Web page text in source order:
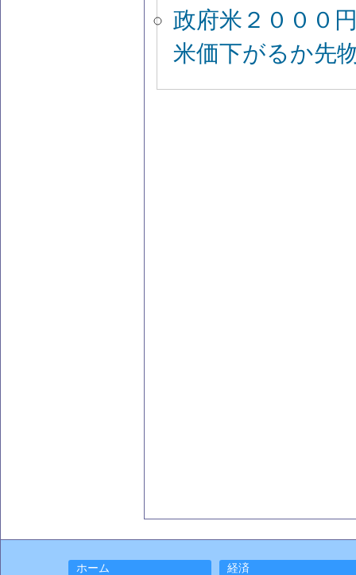
政府米２０００
米価下がるか先
ホーム 経済